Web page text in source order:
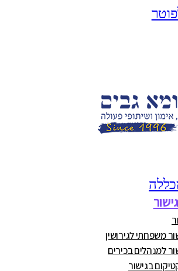
משפחתי לגירושין
למנהלים בכירים
בגישור